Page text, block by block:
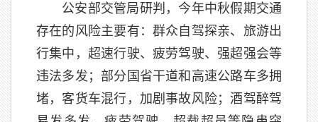
公安部交管局研判，今年中秋假期交通
存在的风险主要有：群众自驾探亲、旅游出
行集中，超速行驶、疲劳驾驶、强超强会等
违法多发；部分国省干道和高速公路车多拥
堵，客货车混行，加剧事故风险；酒驾醉驾